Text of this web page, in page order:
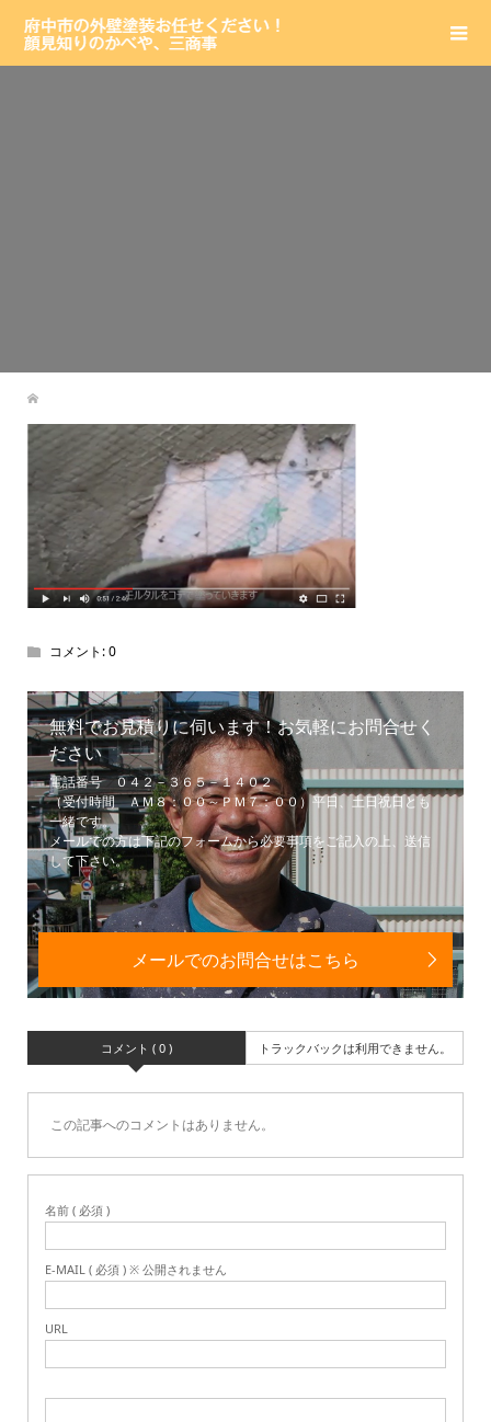
コメント:0
無料でお見積りに伺います！お気軽にお問合せく
ださい
電話番号 ０４２－３６５－１４０２
（受付時間 ＡＭ８：００～ＰＭ７：００）平日、土日祝日とも
一緒です。
メールでの方は下記のフォームから必要事項をご記入の上、送信
して下さい。
メールでのお問合せはこちら
コメント ( 0 ) トラックバックは利用できません。
この記事へのコメントはありません。
名前 ( 必須 )
E-MAIL ( 必須 ) ※ 公開されません
URL